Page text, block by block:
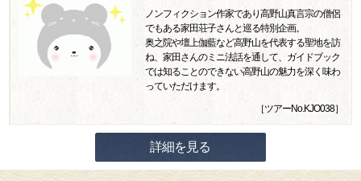
ノンフィクション作家であり高野山真言宗の僧侶
でもある家田荘子さんと巡る特別企画。
奥之院や壇上伽藍など高野山を代表する聖地を訪
ね、家田さんのミニ法話を通して、ガイドブック
では知ることのできない高野山の魅力を深く味わ
っていただけます。
［ツアーNo.KJO038］
詳細を見る